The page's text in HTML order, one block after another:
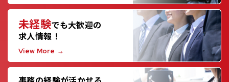
未経験でも大歓迎の
求人情報！
View More